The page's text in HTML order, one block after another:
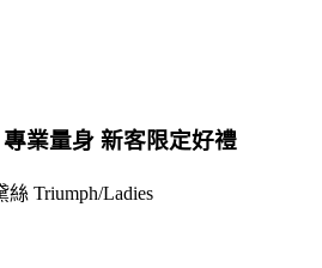
業量身 新客限定好禮
Triumph/Ladies